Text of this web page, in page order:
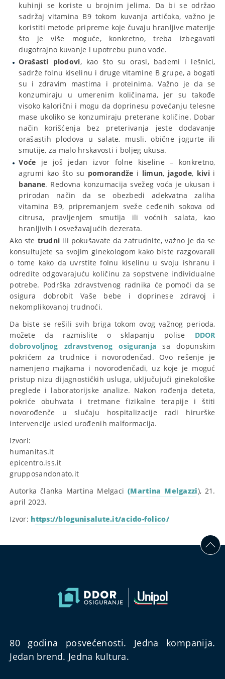
kuhinji se koriste u brojnim jelima. Da bi se održao
sadržaj vitamina B9 tokom kuvanja artičoka, važno je
koristiti metode pripreme koje čuvaju hranljive materije
što je više moguće, konkretno, treba izbegavati
dugotrajno kuvanje i upotrebu puno vode.
Orašasti plodovi, kao što su orasi, bademi i lešnici,
sadrže folnu kiselinu i druge vitamine B grupe, a bogati
su i zdravim mastima i proteinima. Važno je da se
konzumiraju u umerenim količinama, jer su takođe
visoko kalorični i mogu da doprinesu povećanju telesne
mase ukoliko se konzumiraju preterane količine. Dobar
način korišćenja bez preterivanja jeste dodavanje
orašastih plodova u salate, musli, obične jogurte ili
smutije, za malo hrskavosti i boljeg ukusa.
Voće je još jedan izvor folne kiseline – konkretno,
agrumi kao što su pomorandže i limun, jagode, kivii
banane. Redovna konzumacija svežeg voća je ukusan i
prirodan način da se obezbedi adekvatna zaliha
vitamina B9, pripremanjem sveže ceđenih sokova od
citrusa, pravljenjem smutija ili voćnih salata, kao
hranljivih i osvežavajućih dezerata.
Ako ste trudni ili pokušavate da zatrudnite, važno je da se
konsultujete sa svojim ginekologom kako biste razgovarali
o tome kako da uvrstite folnu kiselinu u svoju ishranu i
odredite odgovarajuću količinu za sopstvene individualne
potrebe. Podrška zdravstvenog radnika će pomoći da se
osigura dobrobit Vaše bebe i doprinese zdravoj i
nekomplikovanoj trudnoći.
Da biste se rešili svih briga tokom ovog važnog perioda,
možete da razmislite o sklapanju polise DDOR
dobrovoljnog zdravstvenog osiguranja sa dopunskim
pokrićem za trudnice i novorođenčad. Ovo rešenje je
namenjeno majkama i novorođenčadi, uz koje je moguć
pristup nizu dijagnostičkih usluga, uključujući ginekološke
preglede i laboratorijske analize. Nakon rođenja deteta,
pokriće obuhvata i tretmane fizikalne terapije i štiti
novorođenče u slučaju hospitalizacije radi hirurške
intervencije usled urođenih malformacija.
Izvori:
humanitas.it
epicentro.iss.it
grupposandonato.it
Autorka članka Martina Melgaci(Martina Melgazzi), 21.
april 2023.
Izvor: https://blogunisalute.it/acido-folico/
80 godina posvećenosti. Jedna kompanija.
Jedan brend. Jedna kultura.